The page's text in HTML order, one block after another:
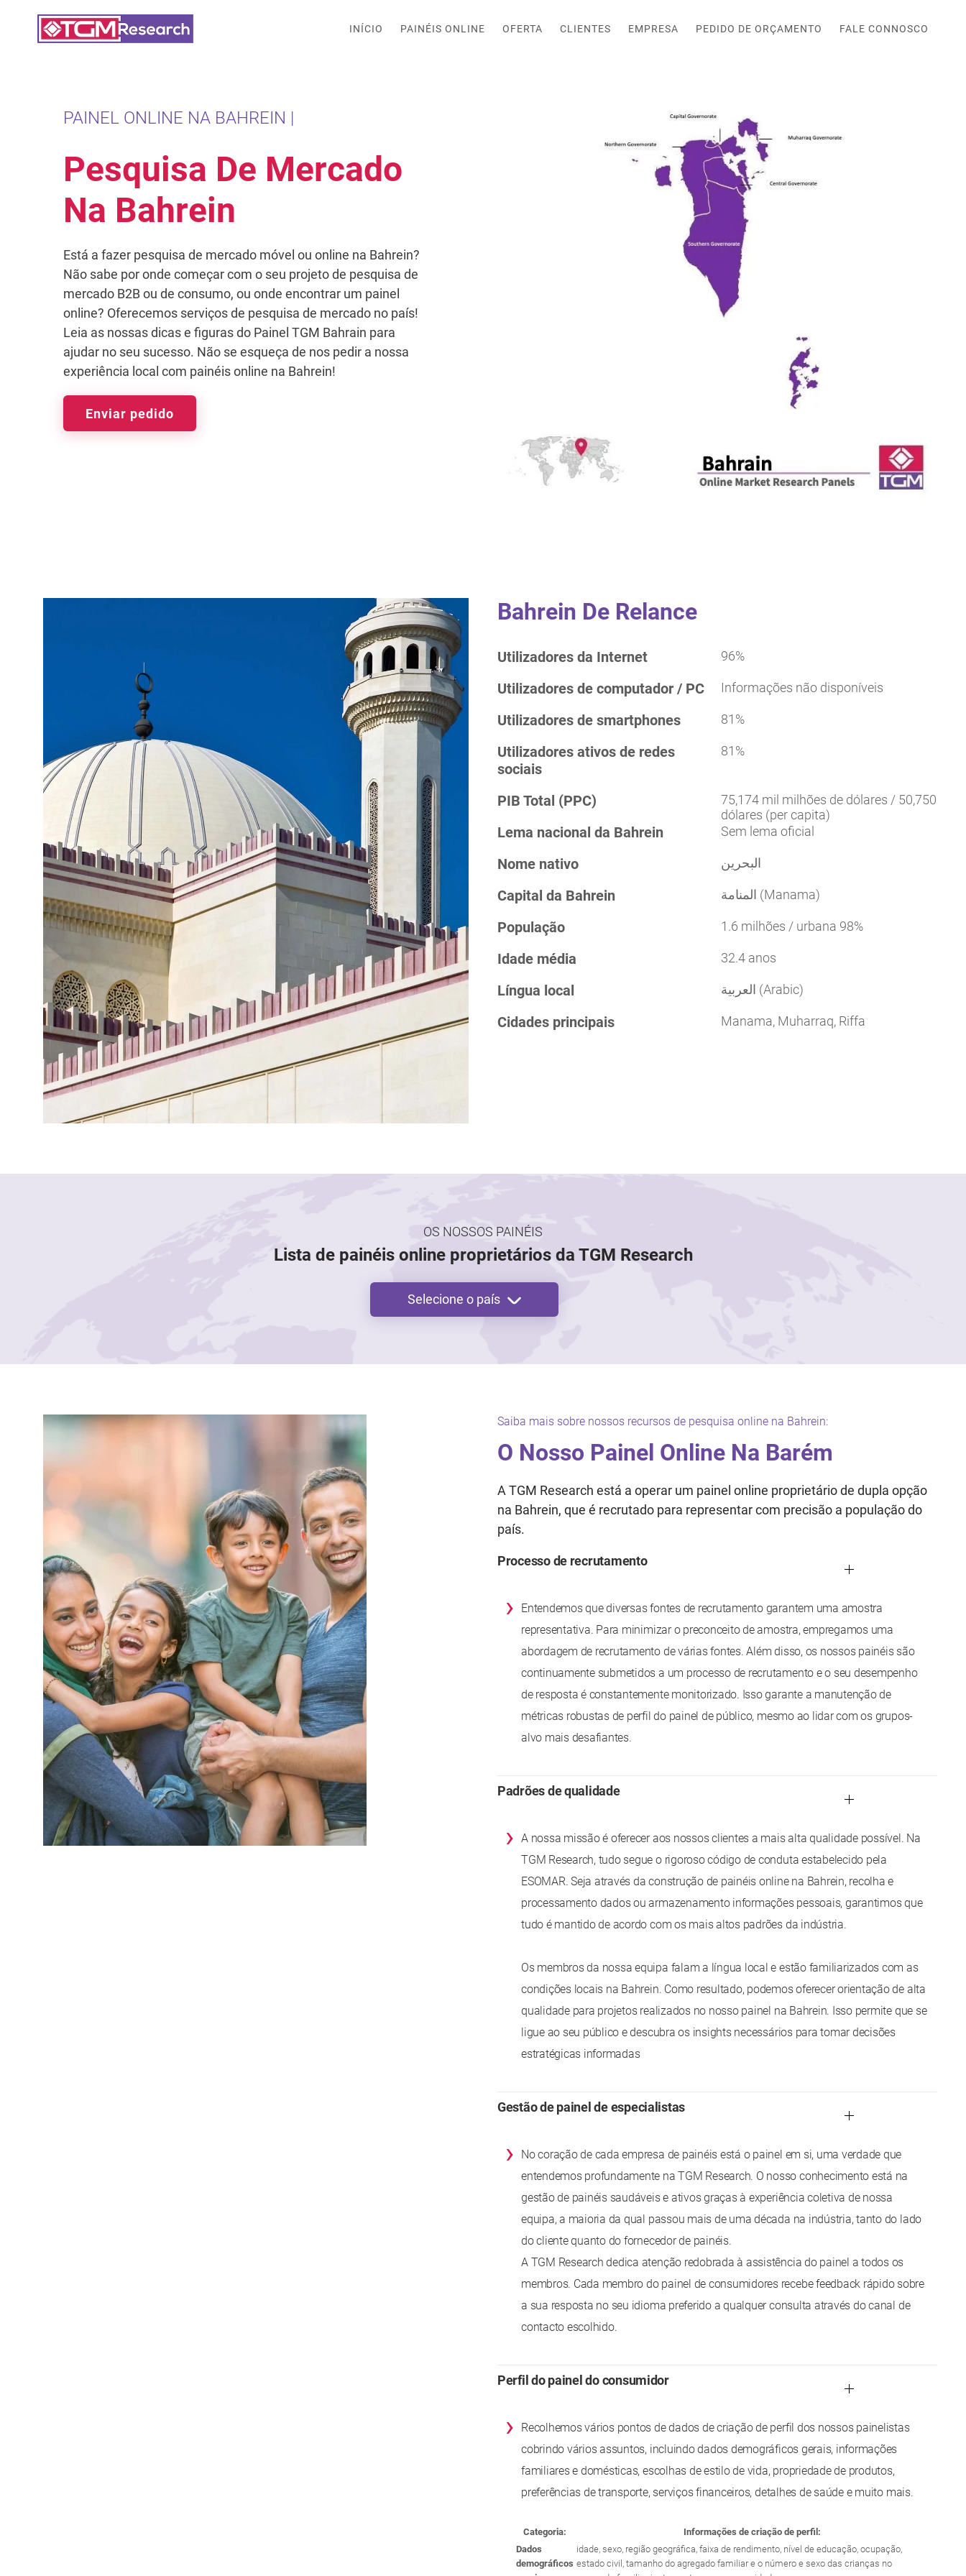
Saltar para o conteúdo principal INÍCIO PAINÉIS ONLINE OFERTA CLIENTES EMPRESA PEDIDO DE ORÇAMENTO FALE CONNOSCO
PAINEL ONLINE NA BAHREIN |
Pesquisa De Mercado
Na Bahrein
Está a fazer pesquisa de mercado móvel ou online na Bahrein?
Não sabe por onde começar com o seu projeto de pesquisa de
mercado B2B ou de consumo, ou onde encontrar um painel
online? Oferecemos serviços de pesquisa de mercado no país!
Leia as nossas dicas e figuras do Painel TGM Bahrain para
ajudar no seu sucesso. Não se esqueça de nos pedir a nossa
experiência local com painéis online na Bahrein!
Enviar pedido
Bahrein De Relance
Utilizadores da Internet 96%
Utilizadores de computador / PC Informações não disponíveis
Utilizadores de smartphones 81%
Utilizadores ativos de redes
sociais
81%
PIB Total (PPC)
75,174 mil milhões de dólares / 50,750
dólares (per capita)
Lema nacional da Bahrein Sem lema oficial
Nome nativo البحرين
Capital da Bahrein المنامة (Manama)
População 1.6 milhões / urbana 98%
Idade média 32.4 anos
Língua local العربية (Arabic)
Cidades principais Manama, Muharraq, Riffa
OS NOSSOS PAINÉIS
Lista de painéis online proprietários da TGM Research
Selecione o país
Saiba mais sobre nossos recursos de pesquisa online na Bahrein:
O Nosso Painel Online Na Barém
A TGM Research está a operar um painel online proprietário de dupla opção
na Bahrein, que é recrutado para representar com precisão a população do
país.
Processo de recrutamento
›
Entendemos que diversas fontes de recrutamento garantem uma amostra
representativa. Para minimizar o preconceito de amostra, empregamos uma
abordagem de recrutamento de várias fontes. Além disso, os nossos painéis são
continuamente submetidos a um processo de recrutamento e o seu desempenho
de resposta é constantemente monitorizado. Isso garante a manutenção de
métricas robustas de perfil do painel de público, mesmo ao lidar com os grupos-
alvo mais desafiantes.
Padrões de qualidade
› A nossa missão é oferecer aos nossos clientes a mais alta qualidade possível. Na
TGM Research, tudo segue o rigoroso código de conduta estabelecido pela
ESOMAR. Seja através da construção de painéis online na Bahrein, recolha e
processamento dados ou armazenamento informações pessoais, garantimos que
tudo é mantido de acordo com os mais altos padrões da indústria.
Os membros da nossa equipa falam a língua local e estão familiarizados com as
condições locais na Bahrein. Como resultado, podemos oferecer orientação de alta
qualidade para projetos realizados no nosso painel na Bahrein. Isso permite que se
ligue ao seu público e descubra os insights necessários para tomar decisões
estratégicas informadas
Gestão de painel de especialistas
›
No coração de cada empresa de painéis está o painel em si, uma verdade que
entendemos profundamente na TGM Research. O nosso conhecimento está na
gestão de painéis saudáveis e ativos graças à experiência coletiva de nossa
equipa, a maioria da qual passou mais de uma década na indústria, tanto do lado
do cliente quanto do fornecedor de painéis.
A TGM Research dedica atenção redobrada à assistência do painel a todos os
membros. Cada membro do painel de consumidores recebe feedback rápido sobre
a sua resposta no seu idioma preferido a qualquer consulta através do canal de
contacto escolhido.
Perfil do painel do consumidor
›
Recolhemos vários pontos de dados de criação de perfil dos nossos painelistas
cobrindo vários assuntos, incluindo dados demográficos gerais, informações
familiares e domésticas, escolhas de estilo de vida, propriedade de produtos,
preferências de transporte, serviços financeiros, detalhes de saúde e muito mais.
Categoria:
Informações de criação de perfil:
Dados
demográficos
idade, sexo, região geográfica, faixa de rendimento, nível de educação, ocupação,
estado civil, tamanho do agregado familiar e o número e sexo das crianças no